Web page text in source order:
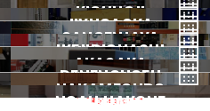
御茶ノ水
下北沢
KICHIJOJI
吉祥寺
JIYUGAOKA
自由が丘
SANGENJAYA
三軒茶屋
IKEJIRIOHASHI
池尻大橋
一時閉店中
AKASAKA
赤坂
DENENCHOFU
田園調布
NAKAMEGURO
NOAH HAKONE